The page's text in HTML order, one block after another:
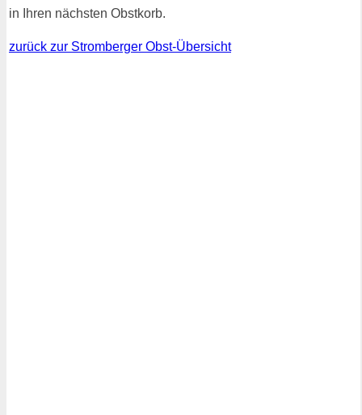
in Ihren nächsten Obstkorb.
zurück zur Stromberger Obst-Übersicht